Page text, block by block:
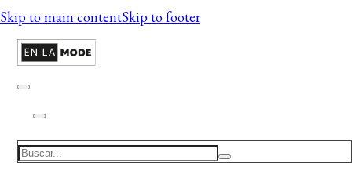
Skip to main contentSkip to footer
Search